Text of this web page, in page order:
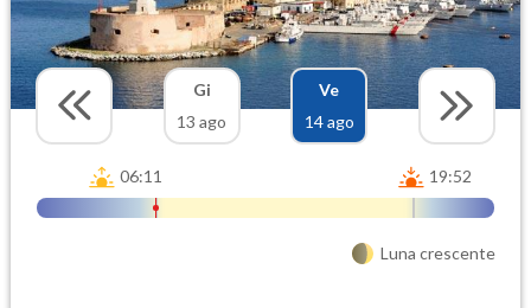
Gi
13 ago
Ve
14 ago
06:11 19:52
Luna crescente